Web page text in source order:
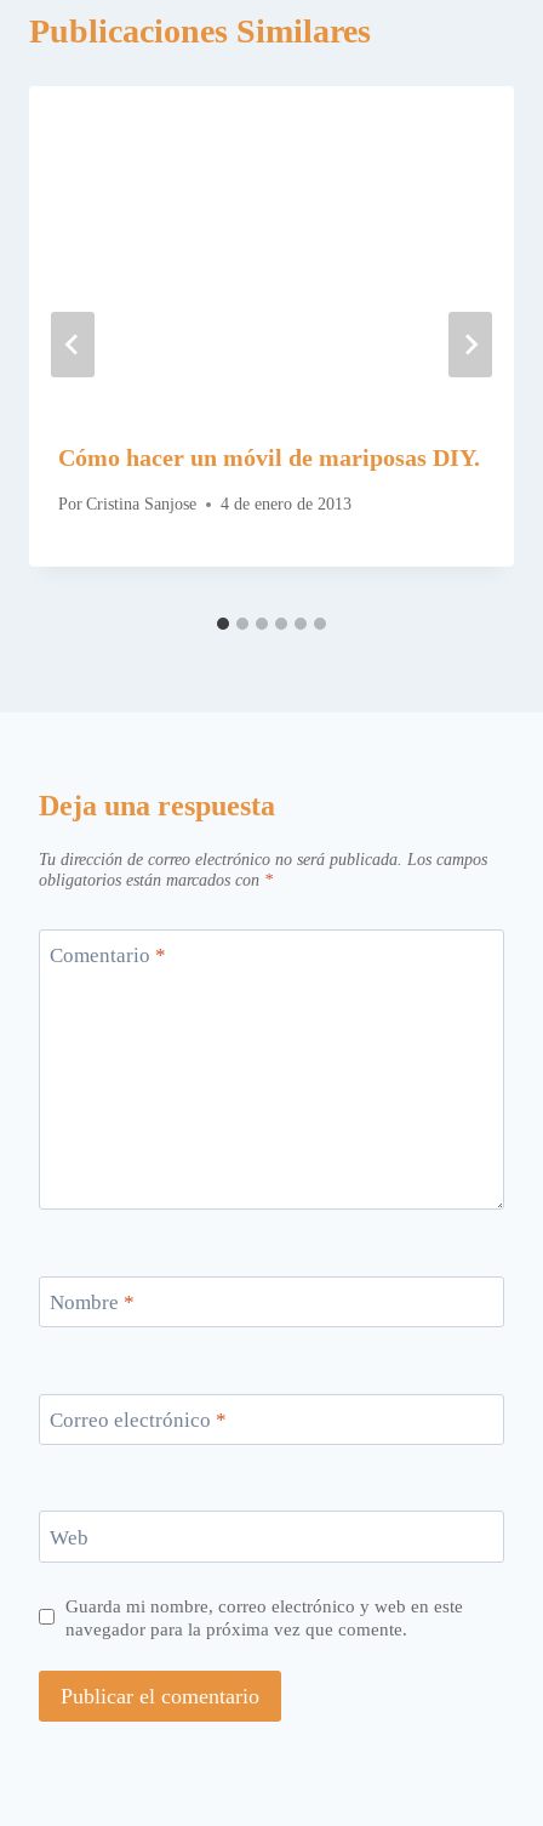
Publicaciones Similares
Cómo hacer un móvil de mariposas DIY.
Por Cristina Sanjose 4 de enero de 2013
Deja una respuesta
Tu dirección de correo electrónico no será publicada. Los campos
obligatorios están marcados con *
Comentario *
Nombre *
Correo electrónico *
Web
Guarda mi nombre, correo electrónico y web en este
navegador para la próxima vez que comente.